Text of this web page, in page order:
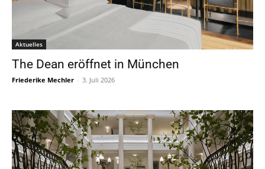
Aktuelles
The Dean eröffnet in München
Friederike Mechler - 3. Juli 2026